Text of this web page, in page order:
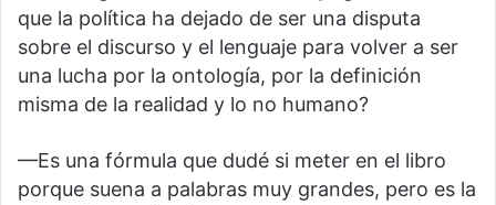
que la política ha dejado de ser una disputa
sobre el discurso y el lenguaje para volver a ser
una lucha por la ontología, por la definición
misma de la realidad y lo no humano?
—Es una fórmula que dudé si meter en el libro
porque suena a palabras muy grandes, pero es la